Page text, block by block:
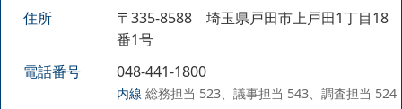
住所
〒335-8588 埼玉県戸田市上戸田1丁目18
番1号
電話番号
048-441-1800
内線 総務担当 523、議事担当 543、調査担当 524